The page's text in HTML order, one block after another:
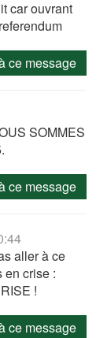
car ouvrant
ce message
SOMMES
ce message
aller à ce
en crise :
!
ce message